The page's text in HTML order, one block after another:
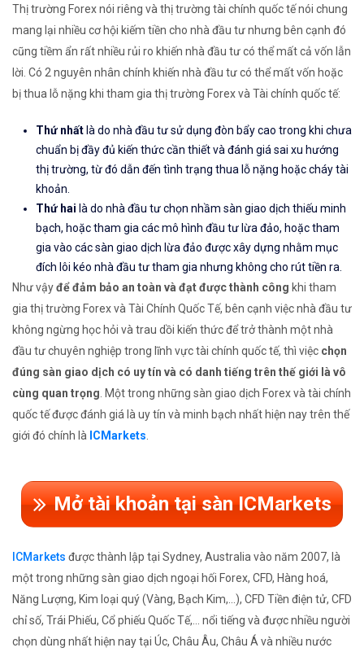
Thị trường Forex nói riêng và thị trường tài chính quốc tế nói chung
mang lại nhiều cơ hội kiếm tiền cho nhà đầu tư nhưng bên cạnh đó
cũng tiềm ẩn rất nhiều rủi ro khiến nhà đầu tư có thể mất cả vốn lẫn
lời. Có 2 nguyên nhân chính khiến nhà đầu tư có thể mất vốn hoặc
bị thua lỗ nặng khi tham gia thị trường Forex và Tài chính quốc tế:
Thứ nhất là do nhà đầu tư sử dụng đòn bẩy cao trong khi chưa
chuẩn bị đầy đủ kiến thức cần thiết và đánh giá sai xu hướng
thị trường, từ đó dẫn đến tình trạng thua lỗ nặng hoặc cháy tài
khoản.
Thứ hai là do nhà đầu tư chọn nhầm sàn giao dịch thiếu minh
bạch, hoặc tham gia các mô hình đầu tư lừa đảo, hoặc tham
gia vào các sàn giao dịch lừa đảo được xây dựng nhằm mục
đích lôi kéo nhà đầu tư tham gia nhưng không cho rút tiền ra.
Như vậyđể đảm bảo an toàn và đạt được thành công khi tham
gia thị trường Forex và Tài Chính Quốc Tế, bên cạnh việc nhà đầu tư
không ngừng học hỏi và trau dồi kiến thức để trở thành một nhà
đầu tư chuyên nghiệp trong lĩnh vực tài chính quốc tế, thì việc chọn
đúng sàn giao dịch có uy tín và có danh tiếng trên thế giới là vô
cùng quan trọng. Một trong những sàn giao dịch Forex và tài chính
quốc tế được đánh giá là uy tín và minh bạch nhất hiện nay trên thế
giới đó chính là ICMarkets.
Mở tài khoản tại sàn ICMarkets
ICMarkets được thành lập tại Sydney, Australia vào năm 2007, là
một trong những sàn giao dịch ngoại hối Forex, CFD, Hàng hoá,
Năng Lượng, Kim loại quý (Vàng, Bạch Kim,...), CFD Tiền điện tử, CFD
chỉ số, Trái Phiếu, Cổ phiếu Quốc Tế,... nổi tiếng và được nhiều người
chọn dùng nhất hiện nay tại Úc, Châu Âu, Châu Á và nhiều nước